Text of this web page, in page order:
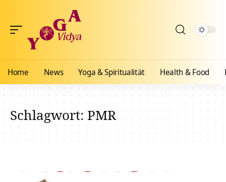
Home News Yoga & Spiritualität Health & Food
Schlagwort:PMR